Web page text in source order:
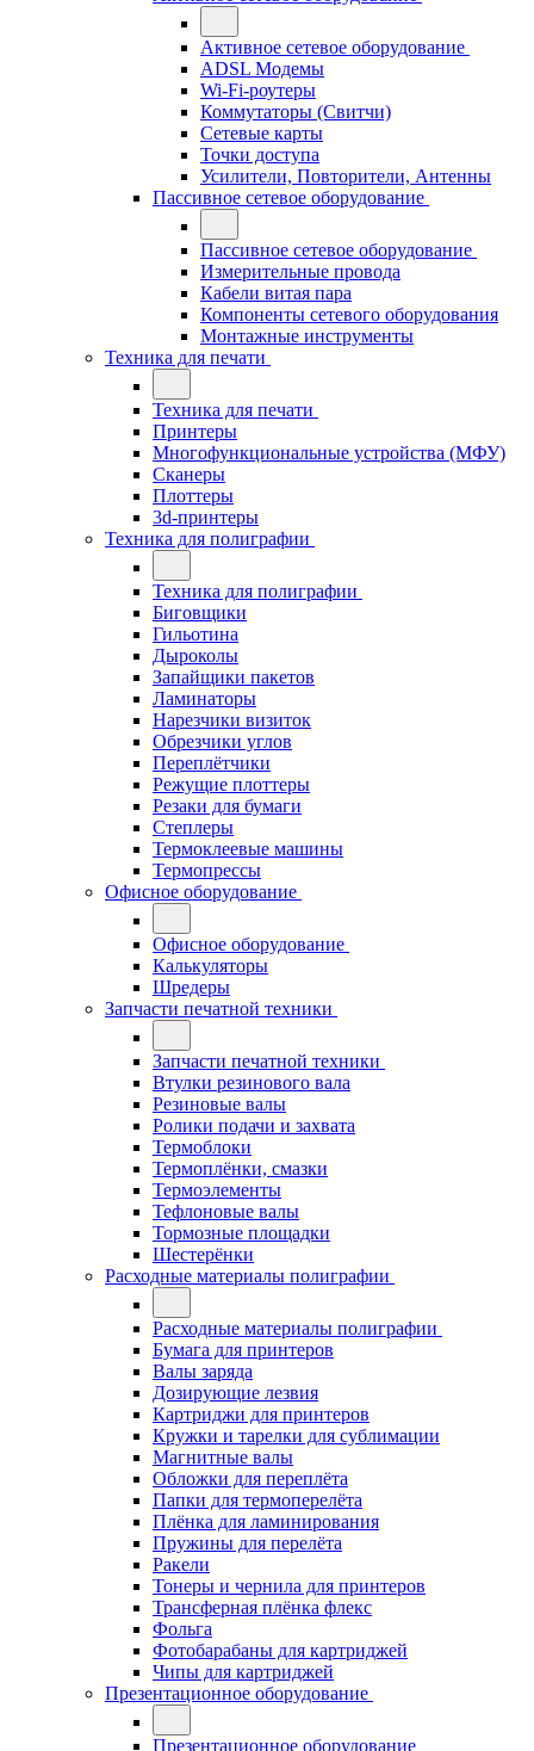
Активное сетевое оборудование
ADSL Модемы
Wi-Fi-роутеры
Коммутаторы (Свитчи)
Сетевые карты
Точки доступа
Усилители, Повторители, Антенны
Пассивное сетевое оборудование
Пассивное сетевое оборудование
Измерительные провода
Кабели витая пара
Компоненты сетевого оборудования
Монтажные инструменты
Техника для печати
Техника для печати
Принтеры
Многофункциональные устройства (МФУ)
Сканеры
Плоттеры
3d-принтеры
Техника для полиграфии
Техника для полиграфии
Биговщики
Гильотина
Дыроколы
Запайщики пакетов
Ламинаторы
Нарезчики визиток
Обрезчики углов
Переплётчики
Режущие плоттеры
Резаки для бумаги
Степлеры
Термоклеевые машины
Термопрессы
Офисное оборудование
Офисное оборудование
Калькуляторы
Шредеры
Запчасти печатной техники
Запчасти печатной техники
Втулки резинового вала
Резиновые валы
Ролики подачи и захвата
Термоблоки
Термоплёнки, смазки
Термоэлементы
Тефлоновые валы
Тормозные площадки
Шестерёнки
Расходные материалы полиграфии
Расходные материалы полиграфии
Бумага для принтеров
Валы заряда
Дозирующие лезвия
Картриджи для принтеров
Кружки и тарелки для сублимации
Магнитные валы
Обложки для переплёта
Папки для термоперелёта
Плёнка для ламинирования
Пружины для перелёта
Ракели
Тонеры и чернила для принтеров
Трансферная плёнка флекс
Фольга
Фотобарабаны для картриджей
Чипы для картриджей
Презентационное оборудование
Презентационное оборудование